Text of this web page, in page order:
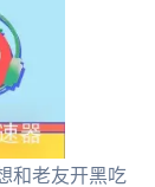
和老友开黑吃